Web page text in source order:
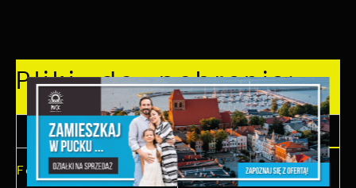
Pliki do pobrania:
ulotka
Format: PDF, 664.93
KB
POBIERZ